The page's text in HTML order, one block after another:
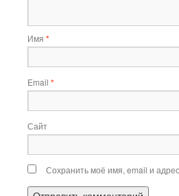
Имя *
Email *
Сайт
Сохранить моё имя, email и